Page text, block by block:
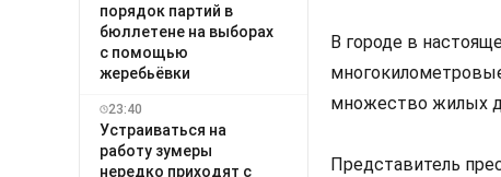
порядок партий в
бюллетене на выборах
с помощью
жеребьёвки
23:40
Устраиваться на
работу зумеры
нередко приходят с
В городе в
множество жилых
Представитель